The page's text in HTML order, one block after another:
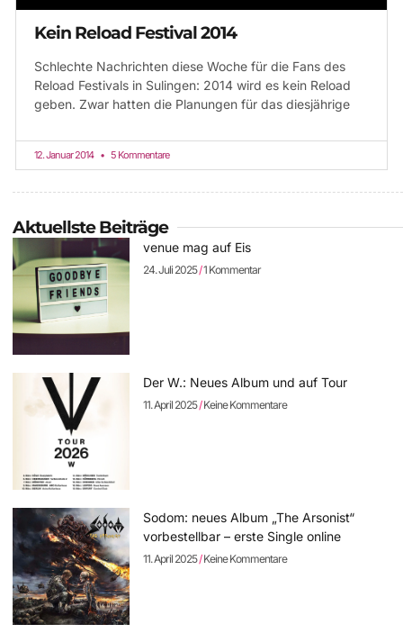
Kein Reload Festival 2014
Schlechte Nachrichten diese Woche für die Fans des
Reload Festivals in Sulingen: 2014 wird es kein Reload
geben. Zwar hatten die Planungen für das diesjährige
12. Januar 2014 5 Kommentare
Aktuellste Beiträge
venue mag auf Eis
24. Juli 2025 1 Kommentar
Der W.: Neues Album und auf Tour
11. April 2025 Keine Kommentare
Sodom: neues Album „The Arsonist“
vorbestellbar – erste Single online
11. April 2025 Keine Kommentare